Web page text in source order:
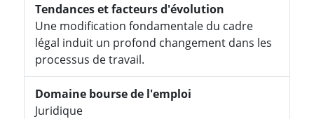
Tendances et facteurs d'évolution
Une modification fondamentale du cadre
légal induit un profond changement dans les
processus de travail.
Domaine bourse de l'emploi
Juridique